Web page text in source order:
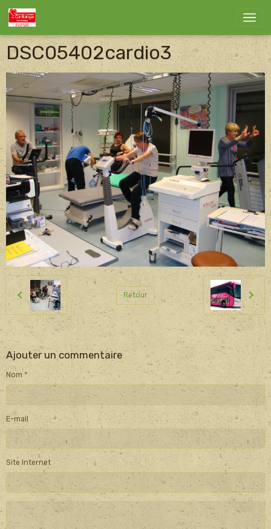
DSC05402cardio3
Retour
Ajouter un commentaire
Nom
E-mail
Site Internet